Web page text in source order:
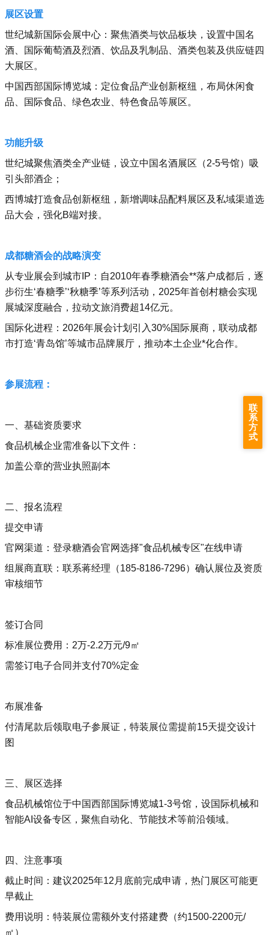
展区设置
‌世纪城新国际会展中心‌：聚焦酒类与饮品板块，设置中国名
酒、国际葡萄酒及烈酒、饮品及乳制品、酒类包装及供应链四
大展区‌。
‌中国西部国际博览城‌：定位食品产业创新枢纽，布局休闲食
品、国际食品、绿色农业、特色食品等展区‌。
‌功能升级‌
世纪城聚焦酒类全产业链，设立‌中国名酒展区（2-5号馆）吸
引头部酒企；
西博城打造食品创新枢纽，新增‌调味品配料展区及‌私域渠道选
品大会，强化B端对接。‌‌
成都糖酒会的战略演变
‌从专业展会到城市IP‌：自2010年春季糖酒会**落户成都后，逐
步衍生‘‌春糖季’‘‌秋糖季’等系列活动，2025年首创村糖会实现
展城深度融合，拉动文旅消费超14亿元。‌‌
‌国际化进程‌：2026年展会计划引入30%国际展商，联动成都
市打造‘‌青岛馆’等城市品牌展厅，推动本土企业*化合作。‌‌
参展流程：
一、基础资质要求
食品机械企业需准备以下文件：
加盖公章的营业执照副本
二、报名流程
提交申请‌
官网渠道：登录糖酒会官网选择"食品机械专区"在线申请
组展商直联：联系蒋经理（185-8186-7296）确认展位及资质
审核细节‌
签订合同‌
标准展位费用：2万-2.2万元/9㎡
需签订电子合同并支付70%定金‌
布展准备‌
付清尾款后领取电子参展证，特装展位需提前15天提交设计
图‌
三、展区选择
食品机械馆位于‌中国西部国际博览城1-3号馆‌，设国际机械和
智能AI设备专区，聚焦自动化、节能技术等前沿领域‌。
四、注意事项
截止时间‌：建议2025年12月底前完成申请，热门展区可能更
早截止‌
费用说明‌：特装展位需额外支付搭建费（约1500-2200元/
㎡）‌
联
系
方
式